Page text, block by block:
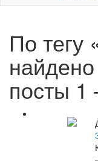
По тегу
посты 1